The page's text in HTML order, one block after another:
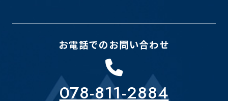
お電話でのお問い合わせ
078-811-2884